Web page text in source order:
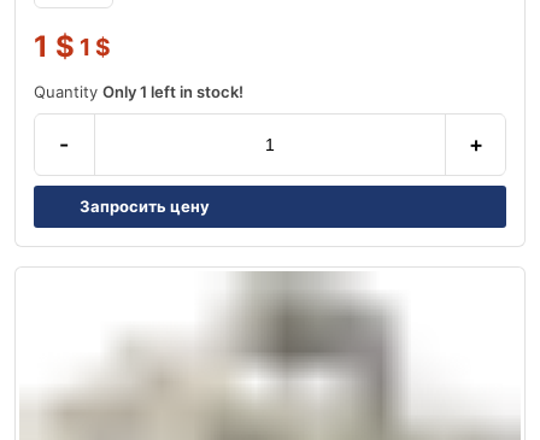
1 $ 1 $
Quantity Only 1 left in stock!
- +
Запросить цену